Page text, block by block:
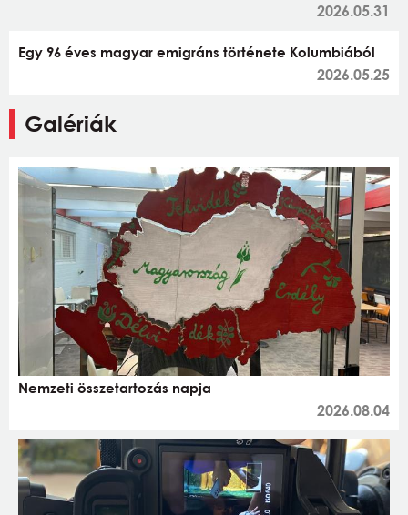
2026.05.31
Egy 96 éves magyar emigráns története Kolumbiából
2026.05.25
Galériák
Nemzeti összetartozás napja
2026.08.04